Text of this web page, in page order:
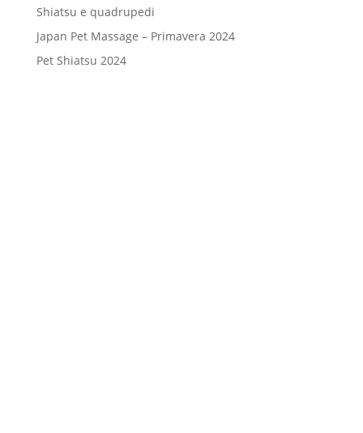
Shiatsu e quadrupedi
Japan Pet Massage – Primavera 2024
Pet Shiatsu 2024